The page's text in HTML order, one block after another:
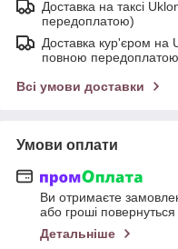
Доставка на таксі
передоплатою)
Доставка кур'єром на
повною
Всі умови доставки
Умови оплати
Ви отримаєте
або гроші
Детальніше